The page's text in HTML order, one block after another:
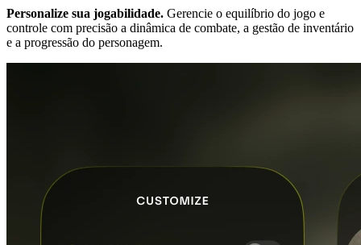
Personalize sua jogabilidade. Gerencie o equilíbrio do jogo e
controle com precisão a dinâmica de combate, a gestão de inventário
e a progressão do personagem.